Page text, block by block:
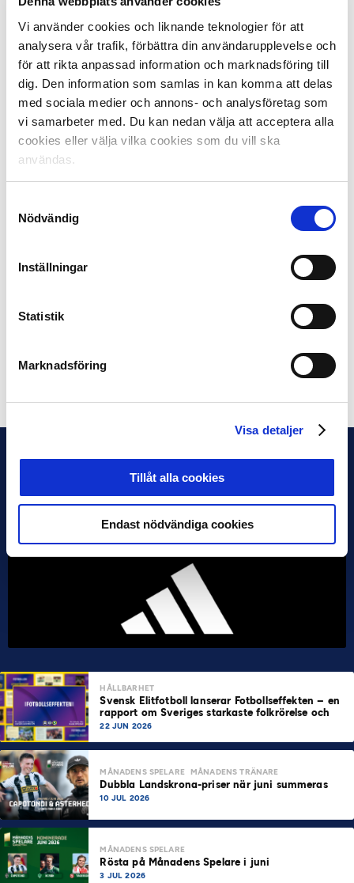
Vi använder cookies och liknande teknologier för att
analysera vår trafik, förbättra din användarupplevelse och
för att rikta anpassad information och marknadsföring till
dig. Den information som samlas in kan komma att delas
med sociala medier och annons- och analysföretag som
vi samarbeter med. Du kan nedan välja att acceptera alla
cookies eller välja vilka cookies som du vill ska
användas.
Nödvändig
Inställningar
Statistik
Marknadsföring
Visa detaljer
Tillåt alla cookies
Endast nödvändiga cookies
Hitchcock-anda. Falkenbergs FF hade chansen att
säkra den allsvenska platsen i näst sista omgången,
borta mot Degerfors IF. 2-2 räckte dock inte.
Falkenbergs FF hade fortfarande saken i egna händer
och kunde avgöra hemma mot Ängelholms FF, en annan
stor överraskning i årets upplaga av Superettan, i sista
omgången. Något hallänningarna också gjorde via 4-2
till hemmapublikens vilda glädje.
Allsvenskan efter en säsong i Superettan, med tre
poängs marginal till GIF Sundsvall som nu får kvala mot
Dela på Twitter
HÅLLBARHET
Svensk Elitfotboll lanserar Fotbollseffekten – en
rapport om Sveriges starkaste folkrörelse och
samhällskraft
22 JUN 2026
MÅNADENS SPELARE MÅNADENS TRÄNARE
Dubbla Landskrona-priser när juni summeras
10 JUL 2026
MÅNADENS SPELARE
Rösta på Månadens Spelare i juni
3 JUL 2026